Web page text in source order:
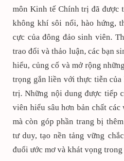
môn Kinh tế Chính trị đã được
không khí sôi nổi, hào hứng,
cực của đông đảo sinh viên.
trao đổi và thảo luận, các bạn
hiểu, củng cố và mở rộng
trọng gắn liền với thực tiễn
trị. Những nội dung được tiếp
viên hiểu sâu hơn bản chất
mà còn góp phần trang bị
tư duy, tạo nền tảng vững
đuổi ước mơ và khát vọng